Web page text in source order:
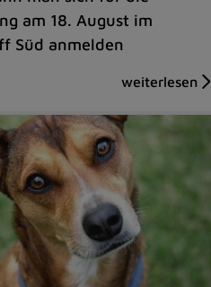
am 18. August im
Süd anmelden